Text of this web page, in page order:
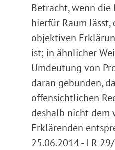
Betracht, wenn die
hierfür Raum
objektiven
ist; in ähnlicher
Umdeutung von
daran gebunden,
offensichtlichen
deshalb nicht dem
Erklärenden
25.06.2014 - I R